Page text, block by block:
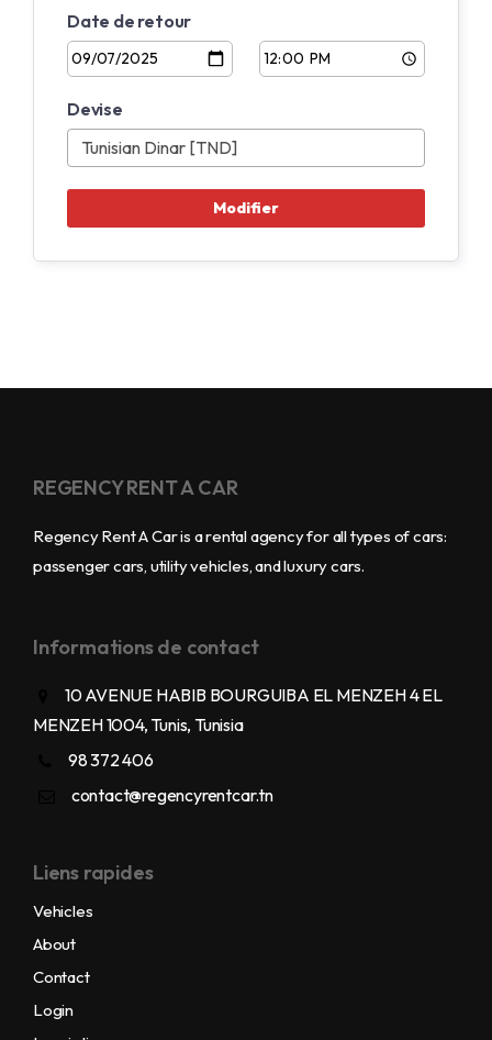
Date de retour
Devise
REGENCY RENT A CAR
Regency Rent A Car is a rental agency for all types of cars:
passenger cars, utility vehicles, and luxury cars.
Informations de contact
10 AVENUE HABIB BOURGUIBA EL MENZEH 4 EL
MENZEH 1004, Tunis, Tunisia
98 372 406
contact@regencyrentcar.tn
Liens rapides
Vehicles
About
Contact
Login